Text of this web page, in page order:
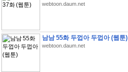
webtoon.daum.net
남남 55화 두껍아 두껍아 (웹툰)
webtoon.daum.net